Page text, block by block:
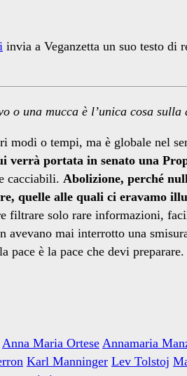
invia a Veganzetta un suo testo di
o una mucca è l’unica cosa
o tempi, ma è globale nel
verrà portata in senato una
cacciabili. Abolizione, perché
quelle alle quali ci eravamo
filtrare solo rare informazioni,
mai interrotto una
è la pace che devi
Anna Maria Ortese Annamaria
Karl Manninger Lev Tolstoj